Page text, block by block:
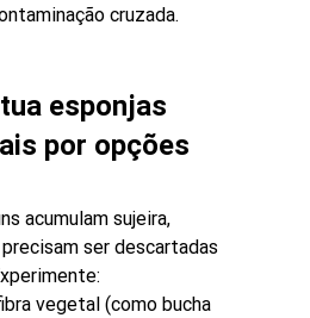
cruzada.
esponjas
por opções
acumulam sujeira,
ser descartadas
vegetal (como bucha